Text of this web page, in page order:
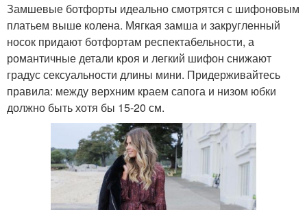
Замшевые ботфорты идеально смотрятся с шифоновым
платьем выше колена. Мягкая замша и закругленный
носок придают ботфортам респектабельности, а
романтичные детали кроя и легкий шифон снижают
градус сексуальности длины мини. Придерживайтесь
правила: между верхним краем сапога и низом юбки
должно быть хотя бы 15-20 см.